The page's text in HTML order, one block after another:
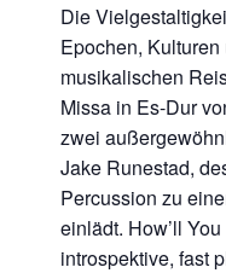
Die
Epochen,
musikalischen
Missa in Es-Dur
zwei
Jake Runestad,
Percussion zu
einlädt. How’ll
introspektive, fast